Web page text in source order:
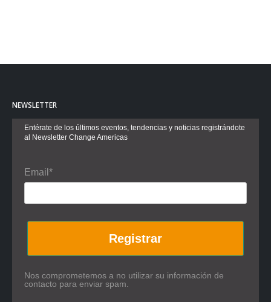
NEWSLETTER
Entérate de los últimos eventos, tendencias y noticias registrándote
al Newsletter Change Americas
Email*
Registrar
Nos comprometemos a no utilizar su información de
contacto para enviar spam.